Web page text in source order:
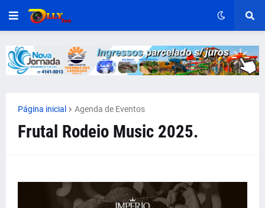
Página inicial Agenda de Eventos
Frutal Rodeio Music 2025.